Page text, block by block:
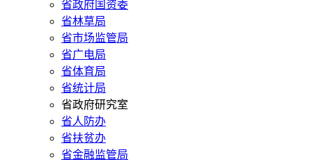
省政府国资委
省林草局
省市场监管局
省广电局
省体育局
省统计局
省政府研究室
省人防办
省扶贫办
省金融监管局